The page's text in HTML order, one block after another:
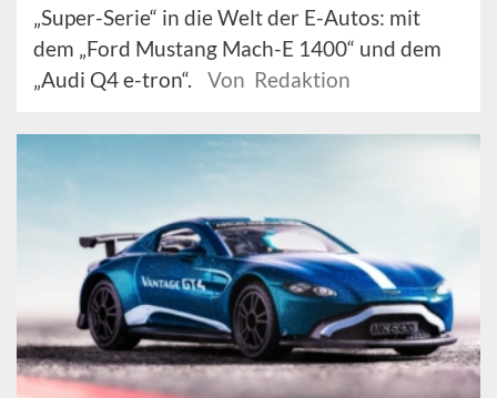
„Super-Serie“ in die Welt der E-Autos: mit
dem „Ford Mustang Mach-E 1400“ und dem
„Audi Q4 e-tron“.
Von Redaktion